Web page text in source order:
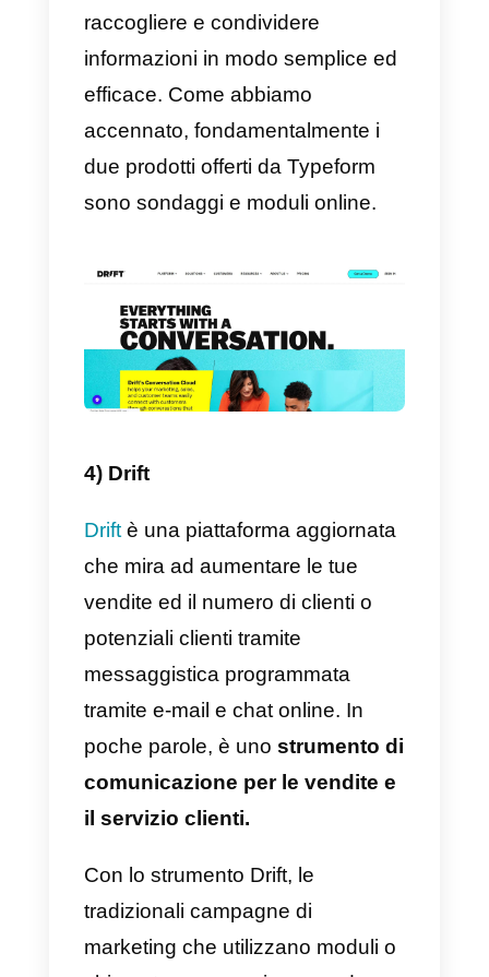
consulenti del tuo team,
statistiche studiate per
il lavoro di ciascun agente e
altro.
un’applicazione che ti consente
servire i clienti in modo
collaborativo da diverse
piattaforme in un unico luogo e
dispositivo portatile. Se vuoi
strumento, clicca qui.
3) Typeform